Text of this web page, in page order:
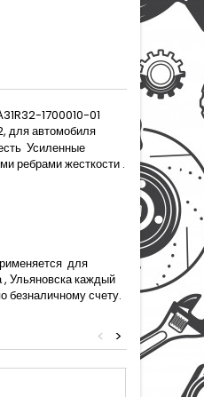
1700010-01
для автомобиля
Усиленные
ребрами жесткости .
для
Ульяновска каждый
безналичному счету.
>
<